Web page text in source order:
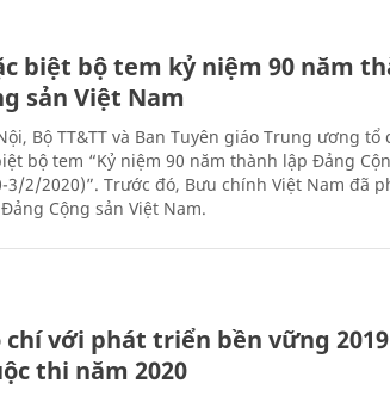
biệt bộ tem kỷ niệm 90 năm
sản Việt Nam
Bộ TT&TT và Ban Tuyên giáo Trung ương tổ
bộ tem “Kỷ niệm 90 năm thành lập Đảng
3/2/2020)”. Trước đó, Bưu chính Việt Nam đã
Cộng sản Việt Nam.
chí với phát triển bền vững
thi năm 2020